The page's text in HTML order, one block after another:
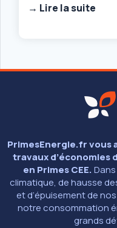
→ Lire la suite
PrimesEnergie.fr vous
travaux d’économies
en Primes CEE.
climatique, de hausse
et d’épuisement de
notre consommation
grands